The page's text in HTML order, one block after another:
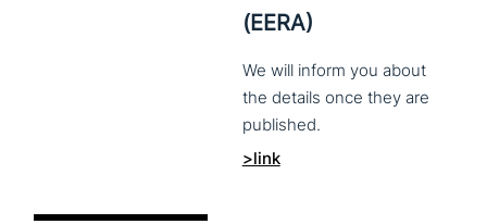
(EERA)
We will inform you about
the details once they are
published.
>link